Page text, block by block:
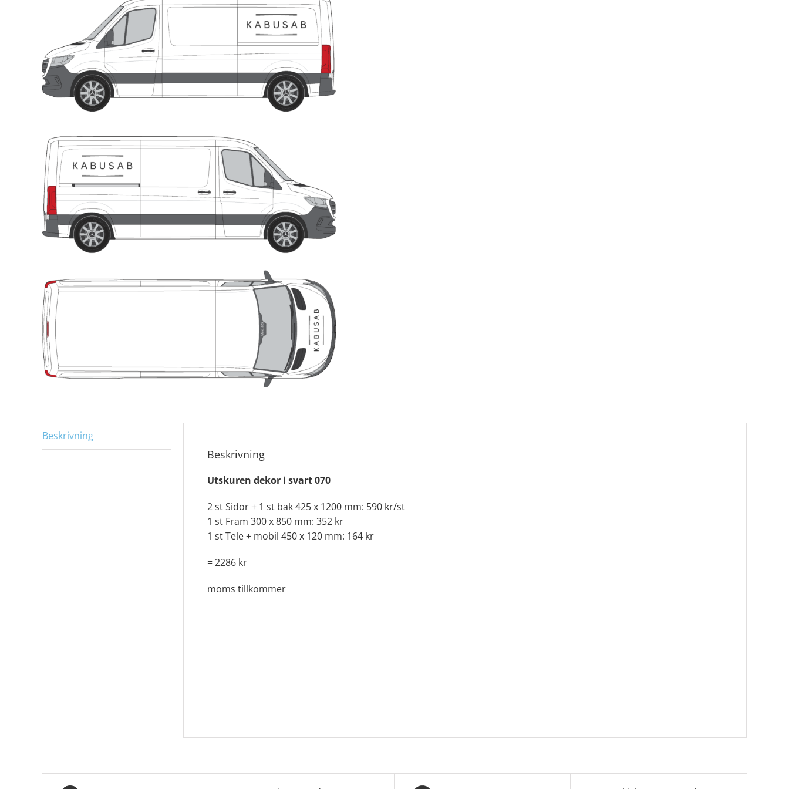
Beskrivning
Beskrivning
Utskuren dekor i svart 070
2 st Sidor + 1 st bak 425 x 1200 mm: 590 kr/st
1 st Fram 300 x 850 mm: 352 kr
1 st Tele + mobil 450 x 120 mm: 164 kr
= 2286 kr
moms tillkommer